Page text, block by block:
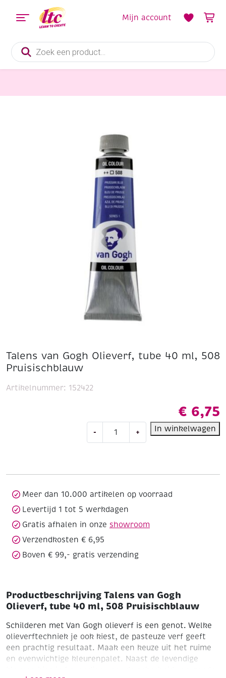
Producten
zoeken
Mijn account
Talens van Gogh Olieverf, tube 40 ml, 508
Pruisischblauw
€ 6,75
-
ml,
Pruisischblauw
aantal
+ In winkelwagen
Artikelnummer: 152422
Meer dan 10.000 artikelen op voorraad
Levertijd 1 tot 5 werkdagen
Gratis afhalen in onze showroom
Verzendkosten € 6,95
Boven € 99,- gratis verzending
Productbeschrijving Talens van Gogh
Olieverf, tube 40 ml, 508 Pruisischblauw
Schilderen met Van Gogh olieverf is een genot. Welke
olieverftechniek je ook kiest, de pasteuze verf geeft
een prachtig resultaat. Maak een keuze uit het ruime
en evenwichtige kleurenpalet. Naast de levendige